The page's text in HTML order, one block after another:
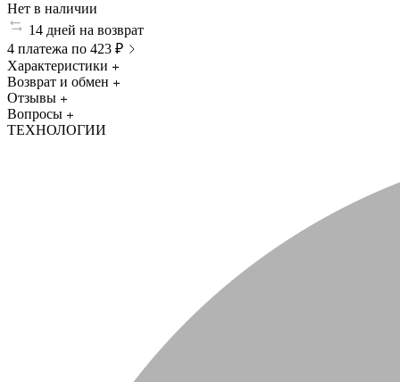
Нет в наличии
14 дней на возврат
4 платежа по 423 ₽
Характеристики
Возврат и обмен
Отзывы
Вопросы
ТЕХНОЛОГИИ